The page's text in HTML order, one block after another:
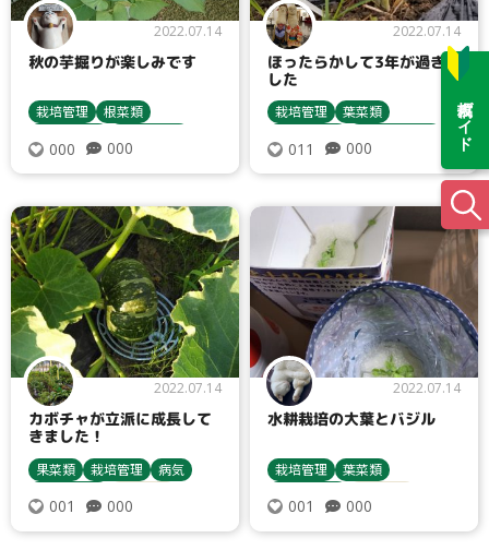
投稿ガイド
2022.07.14
秋の芋掘りが楽しみです
栽培管理
根菜類
栽培方法
サツマイモ
000 000
2022.07.14
ほったらかして3年が過ぎま
した
栽培管理
葉菜類
収穫・貯蔵
栽培方法
アスパラガス
011 000
2022.07.14
カボチャが立派に成長して
きました！
果菜類 栽培管理
病気
うどんこ病
カボチャ
病害虫対策
001 000
2022.07.14
水耕栽培の大葉とバジル
栽培管理
葉菜類
001 000